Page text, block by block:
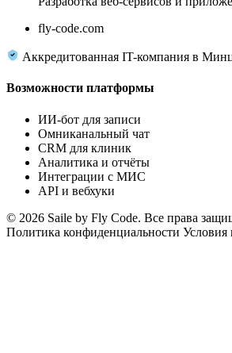
fly-code.com
Аккредитованная IT-компания в
Возможности платформы
ИИ-бот для записи
Омниканальный чат
CRM для клиник
Аналитика и отчёты
Интеграции с МИС
API и вебхуки
© 2026 Saile by Fly Code. Все права
Политика конфиденциальности Условия